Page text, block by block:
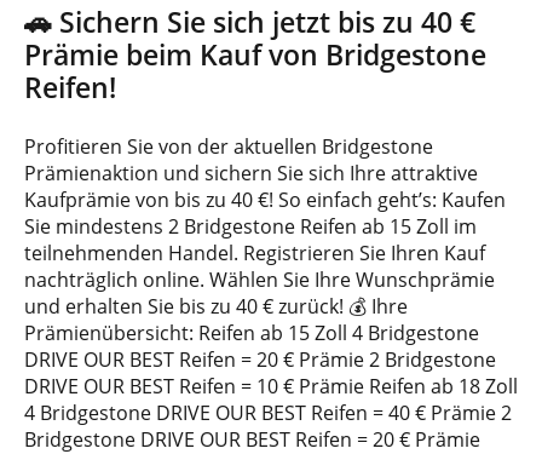
🚗 Sichern Sie sich jetzt bis zu 40 €
Prämie beim Kauf von Bridgestone
Reifen!
Profitieren Sie von der aktuellen Bridgestone
Prämienaktion und sichern Sie sich Ihre attraktive
Kaufprämie von bis zu 40 €! So einfach geht’s: Kaufen
Sie mindestens 2 Bridgestone Reifen ab 15 Zoll im
teilnehmenden Handel. Registrieren Sie Ihren Kauf
nachträglich online. Wählen Sie Ihre Wunschprämie
und erhalten Sie bis zu 40 € zurück! 💰 Ihre
Prämienübersicht: Reifen ab 15 Zoll 4 Bridgestone
DRIVE OUR BEST Reifen = 20 € Prämie 2 Bridgestone
DRIVE OUR BEST Reifen = 10 € Prämie Reifen ab 18 Zoll
4 Bridgestone DRIVE OUR BEST Reifen = 40 € Prämie 2
Bridgestone DRIVE OUR BEST Reifen = 20 € Prämie